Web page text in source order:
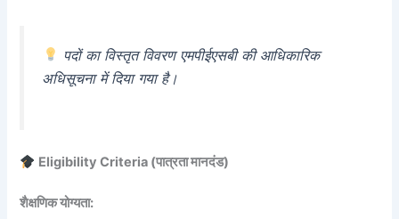
पदों का विस्तृत विवरण एमपीईएसबी की आधिकारिक
अधिसूचना में दिया गया है।
Eligibility Criteria (पात्रता मानदंड)
शैक्षणिक योग्यता: